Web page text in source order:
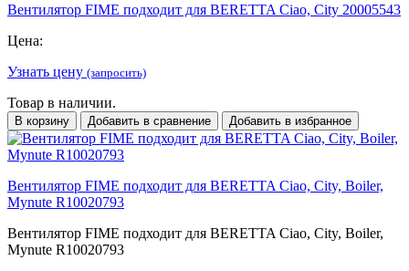
Вентилятор FIME подходит для BERETTA Ciao, City 20005543
Цена:
Узнать цену (запросить)
Товар в наличии.
В корзину Добавить в сравнение Добавить в избранное
Вентилятор FIME подходит для BERETTA Ciao, City, Boiler,
Mynute R10020793
Вентилятор FIME подходит для BERETTA Ciao, City, Boiler,
Mynute R10020793